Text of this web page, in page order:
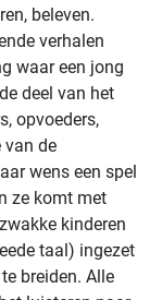
beleven.
verhalen
waar een jong
deel van het
opvoeders,
van de
wens een spel
ze komt met
kinderen
taal) ingezet
breiden. Alle